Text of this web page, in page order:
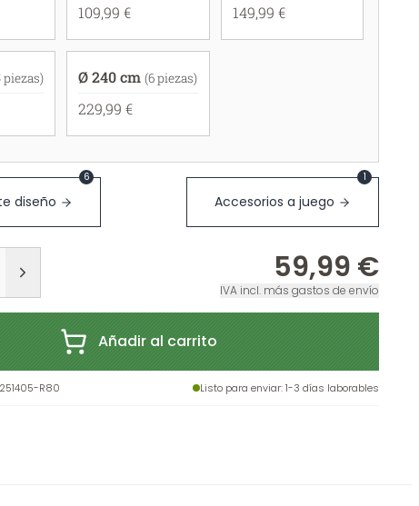
109,99 € 149,99 €
piezas) Ø 240 cm (6 piezas)
229,99 €
diseño
6
Accesorios a juego
1
59,99 €
IVA incl. más gastos de envío
Añadir al carrito
R80 Listo para enviar: 1-3 días laborables